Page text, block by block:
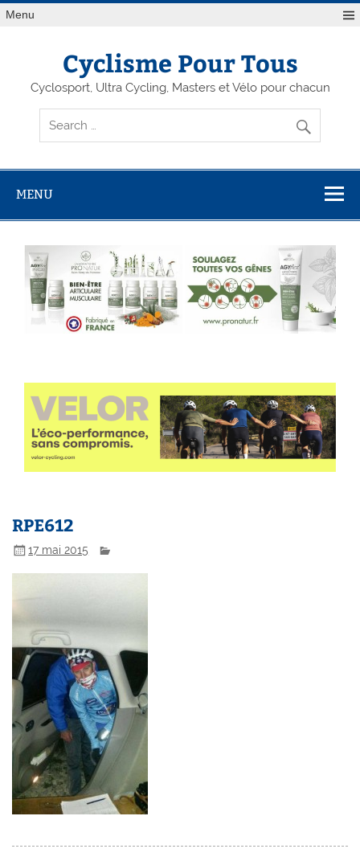
Menu
Cyclisme Pour Tous
Cyclosport, Ultra Cycling, Masters et Vélo pour chacun
MENU
RPE612
17 mai 2015